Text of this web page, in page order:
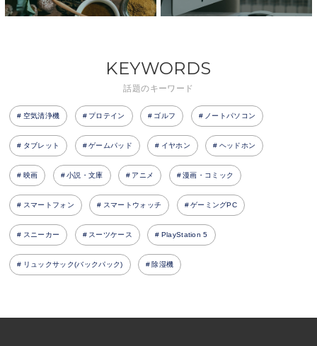
KEYWORDS
話題のキーワード
空気清浄機 プロテイン ゴルフ ノートパソコン
タブレット ゲームパッド イヤホン ヘッドホン
映画 小説・文庫 アニメ 漫画・コミック
スマートフォン スマートウォッチ ゲーミングPC
スニーカー スーツケース PlayStation 5
リュックサック(バックパック) 除湿機